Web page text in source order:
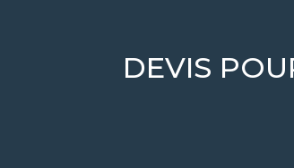
DEVIS